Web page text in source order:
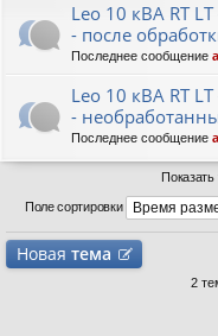
Leo 10 кВА RT
- после
Последнее сообщение
Leo 10 кВА RT
-
Последнее сообщение
Поле сортировки
Новая тема
2